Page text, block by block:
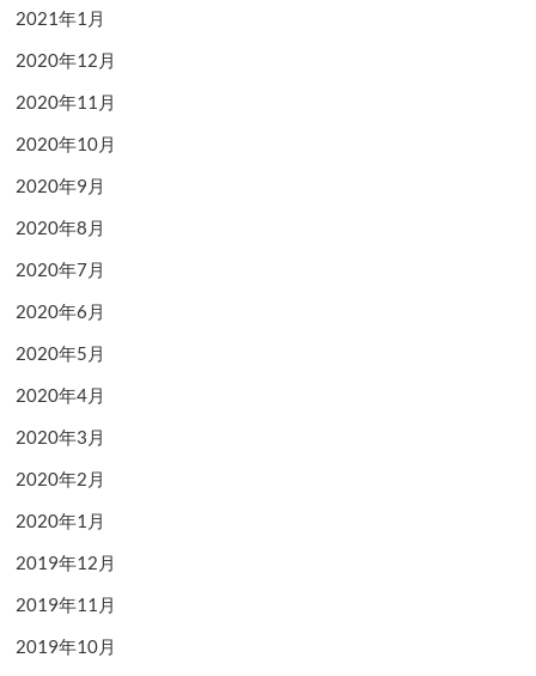
2021年1月
2020年12月
2020年11月
2020年10月
2020年9月
2020年8月
2020年7月
2020年6月
2020年5月
2020年4月
2020年3月
2020年2月
2020年1月
2019年12月
2019年11月
2019年10月